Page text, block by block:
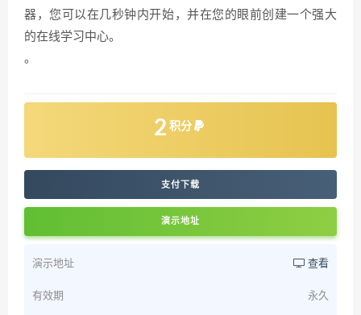
器，您可以在几秒钟内开始，并在您的眼前创建一个强大
的在线学习中心。
。
2 积分
支付下载
演示地址
演示地址 查看
有效期 永久